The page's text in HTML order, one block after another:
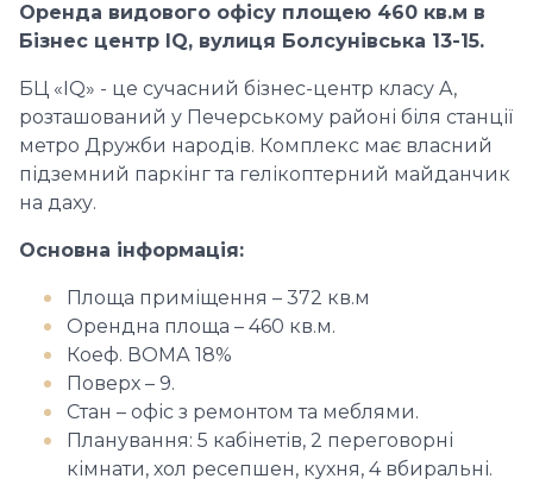
Оренда видового офісу площею 460 кв.м в
Бізнес центр IQ, вулиця Болсунівська 13-15.
БЦ «IQ» - це сучасний бізнес-центр класу A,
розташований у Печерському районі біля станції
метро Дружби народів. Комплекс має власний
підземний паркінг та гелікоптерний майданчик
на даху.
Основна інформація:
Площа приміщення – 372 кв.м
Орендна площа – 460 кв.м.
Коеф. ВОМА 18%
Поверх – 9.
Стан – офіс з ремонтом та меблями.
Планування: 5 кабінетів, 2 переговорні
кімнати, хол ресепшен, кухня, 4 вбиральні.